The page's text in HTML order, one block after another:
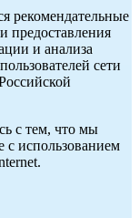
рекомендательные
предоставления
и анализа
сети
с тем, что мы
с использованием